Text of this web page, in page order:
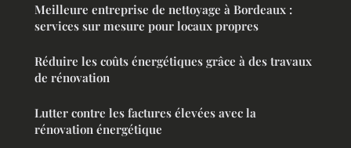
Meilleure entreprise de nettoyage à Bordeaux :
services sur mesure pour locaux propres
Réduire les coûts énergétiques grâce à des travaux
de rénovation
Lutter contre les factures élevées avec la
rénovation énergétique